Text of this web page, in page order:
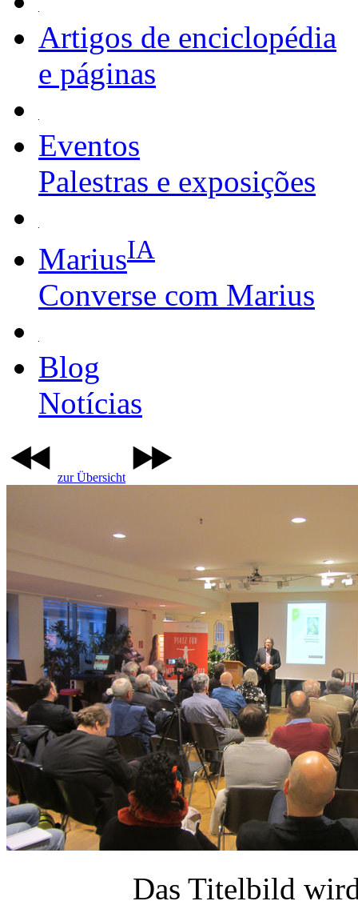
Artigos de enciclopédia
e páginas
Eventos
Palestras e exposições
MariusIA
Converse com Marius
Blog
Notícias
zur Übersicht
Das Titelbild